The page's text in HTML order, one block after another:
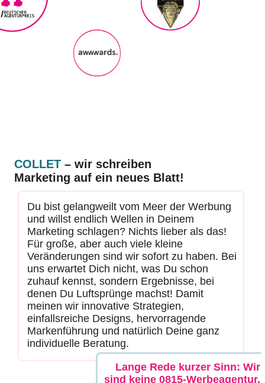
Du bist gelangweilt vom Meer der Werbung
und willst endlich Wellen in Deinem
Marketing schlagen? Nichts lieber als das!
Für große, aber auch viele kleine
Veränderungen sind wir sofort zu haben. Bei
uns erwartet Dich nicht, was Du schon
zuhauf kennst, sondern Ergebnisse, bei
denen Du Luftsprünge machst! Damit
meinen wir innovative Strategien,
einfallsreiche Designs, hervorragende
Markenführung und natürlich Deine ganz
individuelle Beratung.
Lange Rede kurzer Sinn: Wir
sind keine 0815-Werbeagentur,
COLLET – wir schreiben
Marketing auf ein neues Blatt!